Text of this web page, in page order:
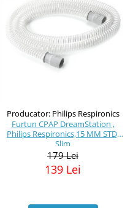
Producator: Philips Respironics
Furtun CPAP DreamStation ,
Philips Respironics,15 MM STD,
Slim
179 Lei
139 Lei